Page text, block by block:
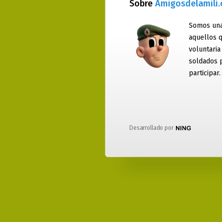
Sobre
Somos
aquellos
voluntaria
soldados
participar.
Desarrollado por